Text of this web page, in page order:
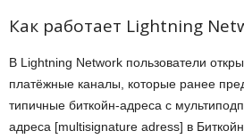
Как работает Lightning
В Lightning Network пользователи
платёжные каналы, которые ранее
типичные биткойн-адреса с
адреса [multisignature adress] в